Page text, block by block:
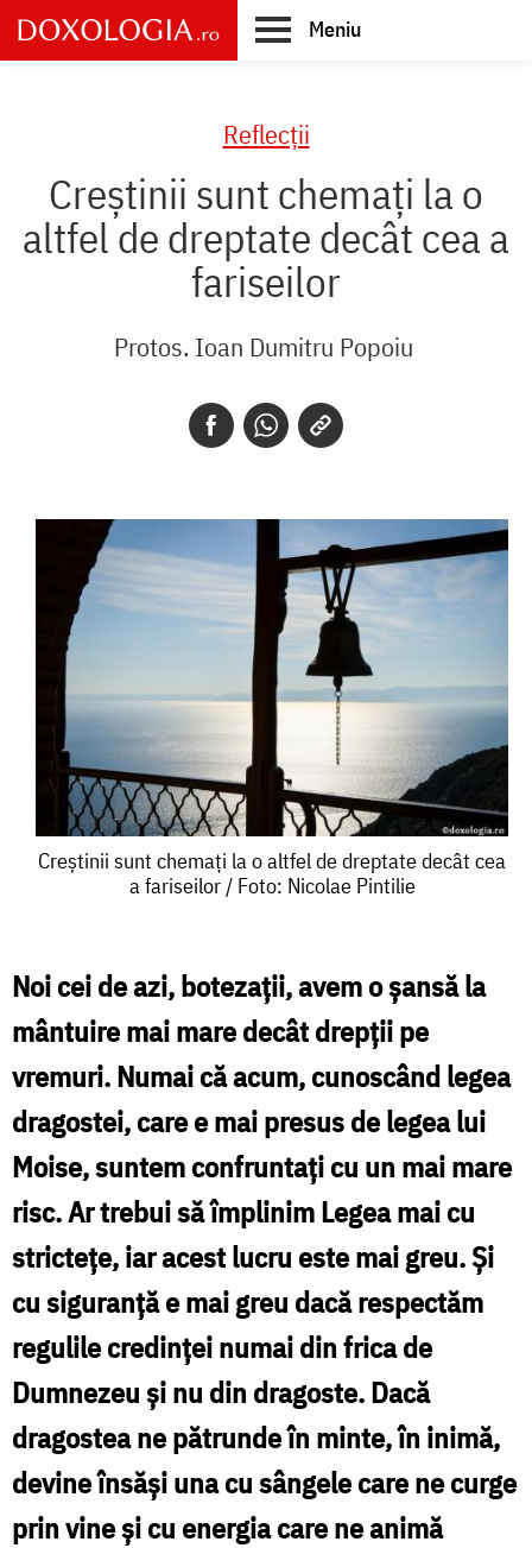
Skip
to
main
Meniu
Reflecții
Creștinii sunt chemați la o
altfel de dreptate decât cea a
fariseilor
Protos. Ioan Dumitru Popoiu
Creștinii
la
o
altfel
de
dreptate
decât
cea
a
fariseilor
/
Foto:
Nicolae
Pintilie
Creștinii sunt chemați la o altfel de dreptate decât cea
a fariseilor / Foto: Nicolae Pintilie
Noi cei de azi, botezații, avem o șansă la
mântuire mai mare decât drepții pe
vremuri. Numai că acum, cunoscând legea
dragostei, care e mai presus de legea lui
Moise, suntem confruntați cu un mai mare
risc. Ar trebui să împlinim Legea mai cu
strictețe, iar acest lucru este mai greu. Și
cu siguranță e mai greu dacă respectăm
regulile credinței numai din frica de
Dumnezeu și nu din dragoste. Dacă
dragostea ne pătrunde în minte, în inimă,
devine însăși una cu sângele care ne curge
prin vine și cu energia care ne animă